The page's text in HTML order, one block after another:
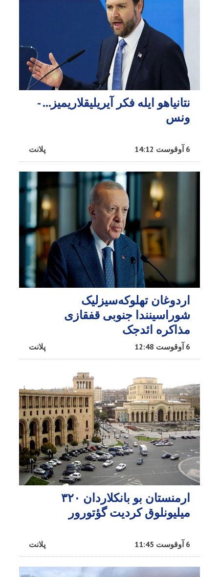
نتانیاهو ایله فکر آیریلیقلاریمیز… -
ونس
پلانت 6 آوقوست 14:12
اردوغان تهلوکه‌سیزلیک
شوراسینندا جنوبی قفقازی
مذاکره ائد‌جک
پلانت 6 آوقوست 12:48
ارمنستان بو بانکلاردان ۳۲۰
میلیونلوق کردیت گؤتورور
پلانت 6 آوقوست 11:45